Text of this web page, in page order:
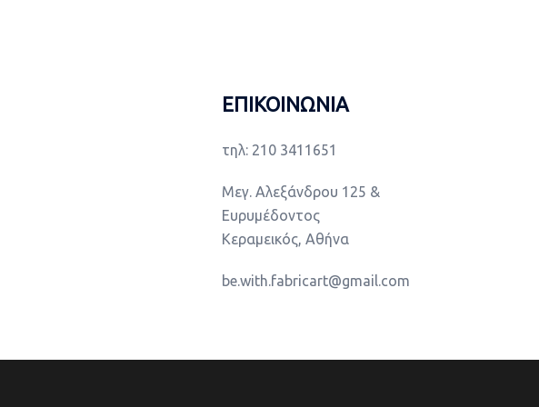
ΕΠΙΚΟΙΝΩΝΙΑ
τηλ: 210 3411651
Μεγ. Αλεξάνδρου 125 &
Ευρυμέδοντος
Κεραμεικός, Αθήνα
be.with.fabricart@gmail.com